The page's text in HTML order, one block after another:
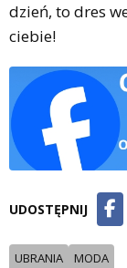
dzień, to dres
ciebie!
UDOSTĘPNIJ
UBRANIA MODA